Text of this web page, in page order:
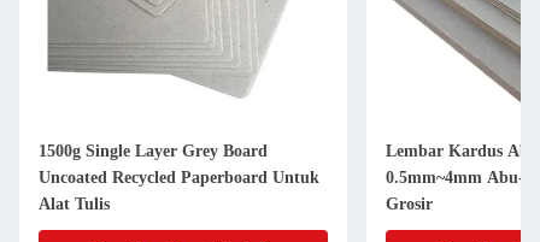
1500g Single Layer Grey Board
Uncoated Recycled Paperboard Untuk
Alat Tulis
Lembar Kardus
0.5mm~4mm Abu-
Grosir